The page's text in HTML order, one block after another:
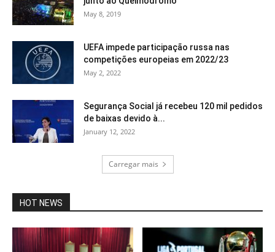
May 8, 2019
UEFA impede participação russa nas
competições europeias em 2022/23
May 2, 2022
Segurança Social já recebeu 120 mil pedidos
de baixas devido à...
January 12, 2022
Carregar mais
HOT NEWS